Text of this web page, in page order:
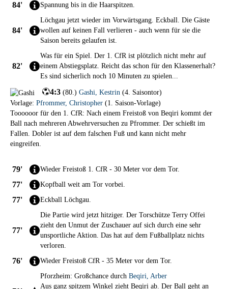
84' Spannung bis in die Haarspitzen.
84'
Löchgau jetzt wieder im Vorwärtsgang. Eckball. Die Gäste
wollen auf keinen Fall verlieren - auch wenn für sie die
Saison bereits gelaufen ist.
82'
Was für ein Spiel. Der 1. CfR ist plötzlich nicht mehr auf
einem Abstiegsplatz. Reicht das schon für den Klassenerhalt?
Es sind sicherlich noch 10 Minuten zu spielen...
4:3 (80.) Gashi, Kestrin (4. Saisontor)
Vorlage: Pfrommer, Christopher (1. Saison-Vorlage)
Toooooor für den 1. CfR: Nach einem Freistoß von Beqiri kommt der
Ball nach mehreren Abwehrversuchen zu Pfrommer. Der schießt im
Fallen. Dobler ist auf dem falschen Fuß und kann nicht mehr
eingreifen.
79' Wieder Freistoß 1. CfR - 30 Meter vor dem Tor.
77' Kopfball weit am Tor vorbei.
77' Eckball Löchgau.
77'
Die Partie wird jetzt hitziger. Der Torschütze Terry Offei
zieht den Unmut der Zuschauer auf sich durch eine sehr
unsportliche Aktion. Das hat auf dem Fußballplatz nichts
verloren.
76' Wieder Freistoß CfR - 35 Meter vor dem Tor.
Pforzheim: Großchance durch Beqiri, Arber
Aus ganz spitzem Winkel zieht Beqiri ab. Der Ball geht an